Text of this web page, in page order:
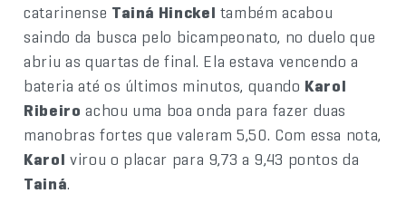
catarinense Tainá Hinckel também acabou
saindo da busca pelo bicampeonato, no duelo que
abriu as quartas de final. Ela estava vencendo a
bateria até os últimos minutos, quando Karol
Ribeiro achou uma boa onda para fazer duas
manobras fortes que valeram 5,50. Com essa nota,
Karol virou o placar para 9,73 a 9,43 pontos da
Tainá.